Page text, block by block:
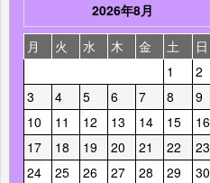
2026年8月
月
火 水 木 金 土
日
1
2
3
4 5 6 7 8
9
10
11 12 13 14 15
16
17
18 19 20 21 22
23
24
25 26 27 28 29
30